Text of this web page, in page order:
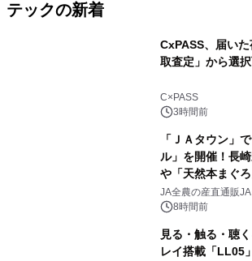
テックの新着
CxPASS、届い
取査定」から選択
C×PASS
3時間前
「ＪＡタウン」
ル」を開催！長
や「天然本まぐ
販売！～毎月１０
JA全農の産直通販
8時間前
見る・触る・聴
レイ搭載「LL05